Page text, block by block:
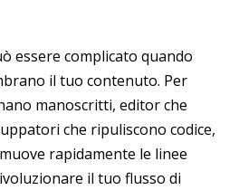
essere complicato quando
il tuo contenuto. Per
manoscritti, editor che
che ripuliscono codice,
rapidamente le linee
il tuo flusso di